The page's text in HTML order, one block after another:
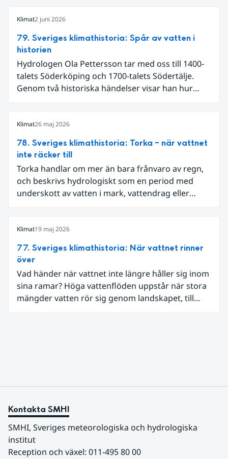
Klimat2 juni 2026
79. Sveriges klimathistoria: Spår av vatten i
historien
Hydrologen Ola Pettersson tar med oss till 1400-
talets Söderköping och 1700-talets Södertälje.
Genom två historiska händelser visar han hur
Klimat26 maj 2026
78. Sveriges klimathistoria: Torka – när vattnet
inte räcker till
Torka handlar om mer än bara frånvaro av regn,
och beskrivs hydrologiskt som en period med
underskott av vatten i mark, vattendrag eller
markfukt och flöden.
Klimat19 maj 2026
77. Sveriges klimathistoria: När vattnet rinner
över
Vad händer när vattnet inte längre håller sig inom
sina ramar? Höga vattenflöden uppstår när stora
mängder vatten rör sig genom landskapet, till
Kontakta SMHI
SMHI, Sveriges meteorologiska och hydrologiska
institut
Reception och växel: 011-495 80 00